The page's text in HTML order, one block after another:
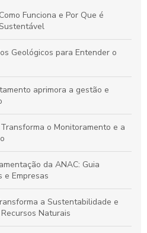
Funciona e Por Que é
Geológicos para Entender o
aprimora a gestão e
o Monitoramento e a
da ANAC: Guia
e Empresas
a Sustentabilidade e
Naturais